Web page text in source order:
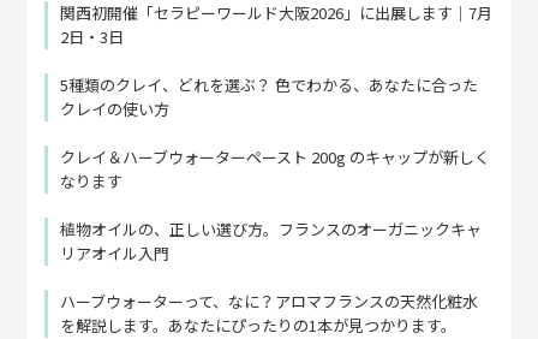
関西初開催「セラピーワールド大阪2026」に出展します｜7月
2日・3日
5種類のクレイ、どれを選ぶ？ 色でわかる、あなたに合った
クレイの使い方
クレイ＆ハーブウォーターペースト 200g のキャップが新しく
なります
植物オイルの、正しい選び方。フランスのオーガニックキャ
リアオイル入門
ハーブウォーターって、なに？アロマフランスの天然化粧水
を解説します。あなたにぴったりの1本が見つかります。